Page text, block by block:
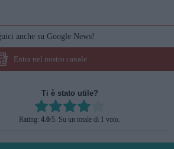
anche su Google News!
Entra nel nostro canale
Ti è stato utile?
Rate this item:
SUBMIT RATING
Rating: 4.0/5. Su un totale di 1 voto.